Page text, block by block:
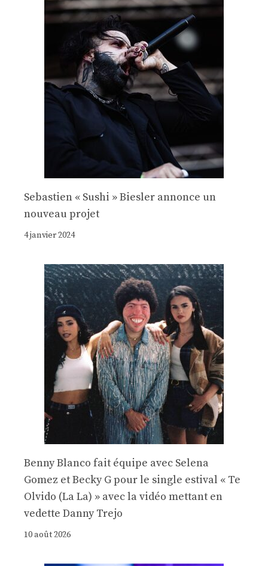
Sebastien « Sushi » Biesler annonce un
nouveau projet
4 janvier 2024
Benny Blanco fait équipe avec Selena
Gomez et Becky G pour le single estival « Te
Olvido (La La) » avec la vidéo mettant en
vedette Danny Trejo
10 août 2026